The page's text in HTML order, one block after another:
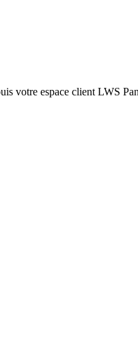
votre espace client LWS